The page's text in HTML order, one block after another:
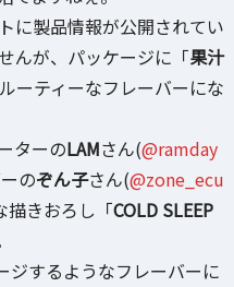
に製品情報が公開されてい
んが、パッケージに「果汁
ーティーなフレーバーにな
ターのLAMさん(@ramday
のぞん子さん(@zone_ecu
描きおろし「COLD SLEEP
ジするようなフレーバーに